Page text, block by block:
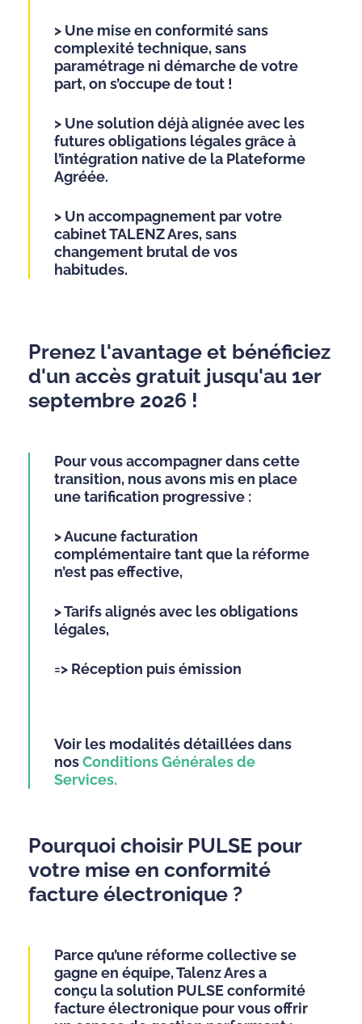
> Une mise en conformité sans
complexité technique, sans
paramétrage ni démarche de votre
part, on s’occupe de tout !
> Une solution déjà alignée avec les
futures obligations légales grâce à
l’intégration native de la Plateforme
Agréée.
> Un accompagnement par votre
cabinet TALENZ Ares, sans
changement brutal de vos
habitudes.
Prenez l'avantage et bénéficiez
d'un accès gratuit jusqu'au 1er
septembre 2026 !
Pour vous accompagner dans cette
transition, nous avons mis en place
une tarification progressive :
>Aucune facturation
complémentaire tant que la réforme
n’est pas effective,
> Tarifs alignés avec les obligations
légales,
=> Réception puis émission
Voir les modalités détaillées dans
nosConditions Générales de
Services.
Pourquoi choisir PULSE pour
votre mise en conformité
facture électronique ?
Parce qu’une réforme collective se
gagne en équipe, Talenz Ares a
conçu la solution PULSE conformité
facture électronique pour vous offrir